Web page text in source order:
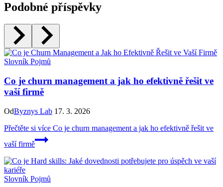
Podobné příspěvky
Slovník Pojmů
Co je churn management a jak ho efektivně řešit ve
vaší firmě
OdByznys Lab 17. 3. 2026
Přečtěte si více Co je churn management a jak ho efektivně řešit ve
vaší firmě
Slovník Pojmů